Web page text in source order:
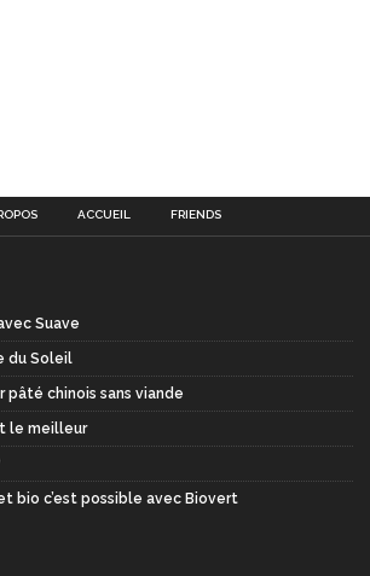
ACCUEIL FRIENDS
Suave
du Soleil
chinois sans viande
le meilleur
bio c’est possible avec Biovert